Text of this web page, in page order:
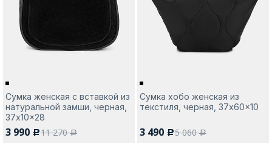
Сумка женская с вставкой из
натуральной замши, черная,
37x10x28
3 990 c11 270a
Сумка хобо женская из
текстиля, черная, 37x60x10
3 490 c5 060a